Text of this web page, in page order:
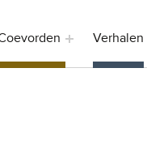
Verhalen